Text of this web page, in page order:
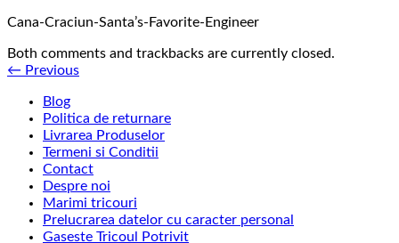
Cana-Craciun-Santa’s-Favorite-Engineer
Both comments and trackbacks are currently closed.
← Previous
Blog
Politica de returnare
Livrarea Produselor
Termeni si Conditii
Contact
Despre noi
Marimi tricouri
Prelucrarea datelor cu caracter personal
Gaseste Tricoul Potrivit